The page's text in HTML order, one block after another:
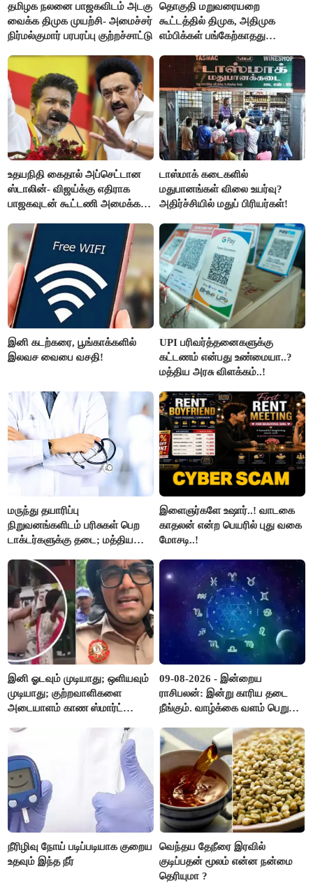
தமிழக நலனை பாஜகவிடம் அடகு
வைக்க திமுக முயற்சி- அமைச்சர்
நிர்மல்குமார் பரபரப்பு குற்றச்சாட்டு
தொகுதி மறுவரையறை
கூட்டத்தில் திமுக, அதிமுக
எம்பிக்கள் பங்கேற்காதது
உதயநிதி கைதால் அப்செட்டான
ஸ்டாலின்- விஜய்க்கு எதிராக
பாஜகவுடன் கூட்டணி அமைக்க
டாஸ்மாக் கடைகளில்
மதுபானங்கள் விலை உயர்வு?
அதிர்ச்சியில் மதுப் பிரியர்கள்!
இனி கடற்கரை, பூங்காக்களில்
இலவச வைபை வசதி!
UPI பரிவர்த்தனைகளுக்கு
கட்டணம் என்பது உண்மையா..?
மத்திய அரசு விளக்கம்..!
மருந்து தயாரிப்பு
நிறுவனங்களிடம் பரிசுகள் பெற
டாக்டர்களுக்கு தடை; மத்திய
இளைஞர்களே உஷார்..! வாடகை
காதலன் என்ற பெயரில் புது வகை
மோசடி..!
இனி ஓடவும் முடியாது; ஒளியவும்
முடியாது; குற்றவாளிகளை
அடையாளம் காண ஸ்மார்ட்
09-08-2026 - இன்றைய
ராசிபலன்: இன்று காரிய தடை
நீங்கும். வாழ்க்கை வளம் பெறும்.
எடைபோடுவது நல்லது..!
நீரிழிவு நோய் படிப்படியாக குறைய
உதவும் இந்த நீர்
வெந்தய தேநீரை இரவில்
குடிப்பதன் மூலம் என்ன நன்மை
தெரியுமா ?